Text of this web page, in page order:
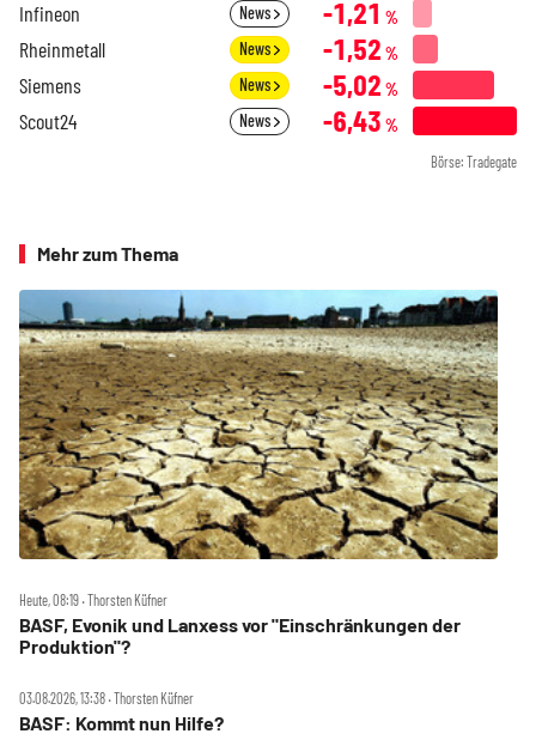
Infineon News -1,21 %
Rheinmetall News -1,52 %
Siemens News -5,02 %
Scout24 News -6,43 %
Börse: Tradegate
Mehr zum Thema
Heute, 08:19 ‧ Thorsten Küfner
BASF, Evonik und Lanxess vor "Einschränkungen der
Produktion"?
03.08.2026, 13:38 ‧ Thorsten Küfner
BASF: Kommt nun Hilfe?